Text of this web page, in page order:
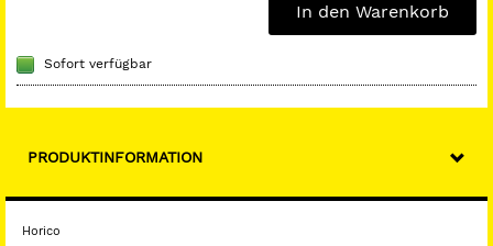
In den Warenkorb
Sofort verfügbar
PRODUKTINFORMATION
Horico